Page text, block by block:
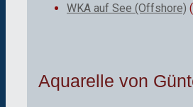
WKA auf See (Offshore)
Aquarelle von